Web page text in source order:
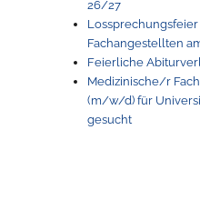
26/27
Fachangestellten
Feierliche
Medizinische/r
(m/w/d) für
gesucht